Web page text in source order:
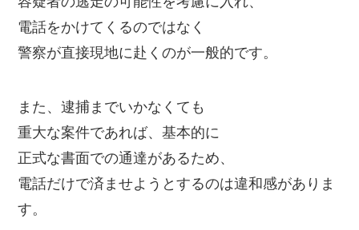
電話をかけてくるのではなく
警察が直接現地に赴くのが一般的です。
また、逮捕までいかなくても
重大な案件であれば、基本的に
正式な書面での通達があるため、
電話だけで済ませようとするのは違和感がありま
す。